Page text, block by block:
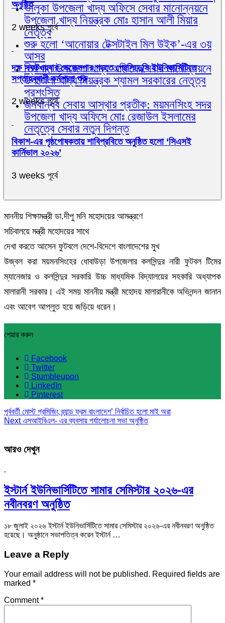
ভালুকা উপজেলা খাদ্য অফিসে সেবার মানোন্নয়নে
উপজেলা খাদ্য নিয়ন্ত্রক মোঃ হাসান আলী মিয়ার
নেতৃত্ব
শুরু হলো ‘আনোয়ার টেক্সটাইল মিল উইক’-এর ৩য়
আসর
ত্রিশাল উপজেলা খাদ্য অফিসে সেবার মানোন্নয়নে
উপজেলা খাদ্য নিয়ন্ত্রক শ্যামল সরকারের নেতৃত্ব
প্রশংসিত
জনবান্ধব সেবায় আস্থার প্রতীক: ময়মনসিংহ সদর
উপজেলা খাদ্য অফিসে মোঃ রেজাউল ইসলামের
নেতৃত্বে সেবার নতুন দিগন্ত
অনুষ্ঠিত
2 weeks পূর্বে
দক্ষ সফটওয়্যার ডেভেলপার গড়তে প্রেসিডেন্সি ইউনিভার্সিটিতে
সপ্তাহব্যাপী কর্মশালা শুরু
2 weeks পূর্বে
বিকাশ-এর পৃষ্ঠপোষকতায় শাবিপ্রবিতে অনুষ্ঠিত হলো ‘সিএসই
কার্নিভাল ২০২৬’
3 weeks পূর্বে
মাননীয় শিক্ষামন্ত্রী ডা.দীপু মনি মহোদয়ের আমন্ত্রণে
সচিবালয়ে মন্ত্রী মহোদয়ের সাথে
দেখা করতে আসেন ফুটবলে দেশে-বিদেশে বাংলাদেশের মুখ
উজ্বল করা ময়মনসিংহের ধোবাউড়া উপজেলার কলসিন্দুর নারী ফুটবল টিমের
ম্যানেজার ও কলসিন্দুর সরকারি উচ্চ মাধ্যমিক বিদ্যালয়ের সহকারি অধ্যাপক
মালারানী সরকার। এই সময় মাননীয় মন্ত্রী মহোদয় মালারানীকে অভিনন্দন জানান
এবং আবেগ আপ্লুত হয়ে জড়িয়ে ধরেন।
শেয়ার করুন
Facebook
Twitter
Stumbleupon
LinkedIn
Pinterest
পূর্ববর্তী মোস্ট প্রমিজিং ব্র্যান্ড ফ্রম বাংলাদেশ’ নির্বাচিত হলো মাই অরা
Nextএসআইবিএল- এর ব্যবসায় পর্যালোচনা সভা অনুষ্ঠিত
আরও দেখুন
ইস্টার্ন ইউনিভার্সিটিতে সামার সেমিস্টার ২০২৬-এর
নবীনবরণ অনুষ্ঠিত
১৮ জুলাই ২০২৬ ইস্টার্ন ইউনিভার্সিটিতে সামার সেমিস্টার ২০২৬-এর নবীনবরণ অনুষ্ঠিত
হয়েছে। অনুষ্ঠানে সভাপতিত্ব করেন ইস্টার্ন …
Leave a Reply
Your email address will not be published. Required fields are
marked *
Comment*